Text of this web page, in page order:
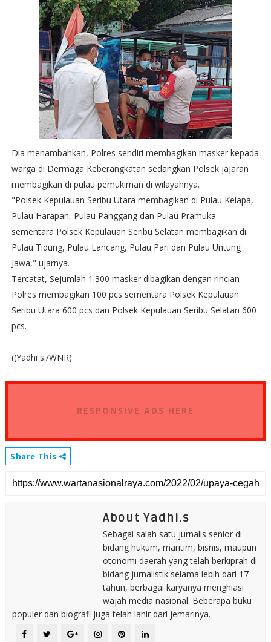
Dia menambahkan, Polres sendiri membagikan masker kepada
warga di Dermaga Keberangkatan sedangkan Polsek jajaran
membagikan di pulau pemukiman di wilayahnya.
"Polsek Kepulauan Seribu Utara membagikan di Pulau Kelapa,
Pulau Harapan, Pulau Panggang dan Pulau Pramuka
sementara Polsek Kepulauan Seribu Selatan membagikan di
Pulau Tidung, Pulau Lancang, Pulau Pari dan Pulau Untung
Jawa," ujarnya.
Tercatat, Sejumlah 1.300 masker dibagikan dengan rincian
Polres membagikan 100 pcs sementara Polsek Kepulauan
Seribu Utara 600 pcs dan Polsek Kepulauan Seribu Selatan 600
pcs.
((Yadhi s./WNR)
RESPONSIVE ADS HERE
Share This
About Yadhi.s
Sebagai salah satu jurnalis senior di
bidang hukum, maritim, bisnis, maupun
otonomi daerah yang telah berkiprah di
bidang jurnalistik selama lebih dari 17
tahun, berbagai karyanya menghiasi
wajah media nasional. Beberapa buku
populer dan biografi juga telah lahir dari jemarinya.